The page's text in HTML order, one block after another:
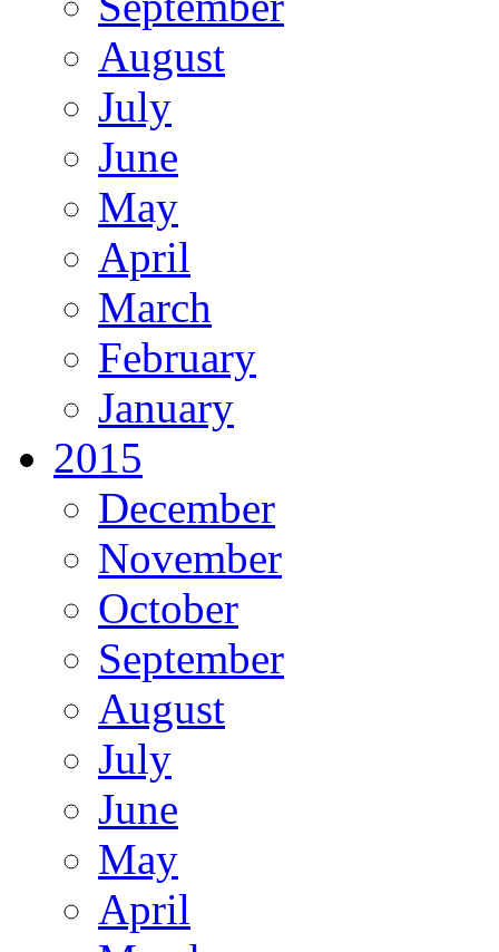
August
July
June
May
April
March
February
January
2015
December
November
October
September
August
July
June
May
April